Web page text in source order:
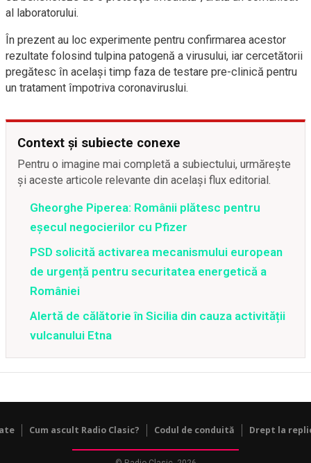
al laboratorului.
În prezent au loc experimente pentru confirmarea acestor
rezultate folosind tulpina patogenă a virusului, iar cercetătorii
pregătesc în acelaşi timp faza de testare pre-clinică pentru
un tratament împotriva coronaviruslui.
Context și subiecte conexe
Pentru o imagine mai completă a subiectului, urmărește
și aceste articole relevante din același flux editorial.
Gheorghe Piperea: Românii plătesc pentru
eșecul negocierilor cu Pfizer
PSD solicită activarea mecanismului european
de urgență pentru securitatea energetică a
României
Alertă de călătorie în Sicilia din cauza activității
vulcanului Etna
Cum ascult Radio Clasic? Codul de conduită Drept la